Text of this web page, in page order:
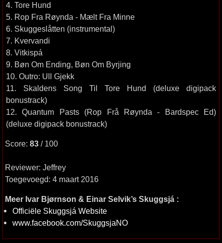
4. Tore Hund
5. Rop Fra Røynda - Mælt Fra Minne
6. Skuggeslåtten (instrumental)
7. Kvervandi
8. Vitkispá
9. Bøn Om Ending, Bøn Om Byrjing
10. Outro: Ull Gjekk
11. Skaldens Song Til Tore Hund (deluxe digipack
bonustrack)
12. Quantum Pasts (Rop Frå Røynda - Bardspec Ed)
(deluxe digipack bonustrack)
Score: 83 / 100
Reviewer: Jeffrey
Toegevoegd: 4 maart 2016
Meer Ivar Bjørnson & Einar Selvik’s Skuggsjá :
Officiële Skuggsjá Website
www.facebook.com/SkuggsjaNO